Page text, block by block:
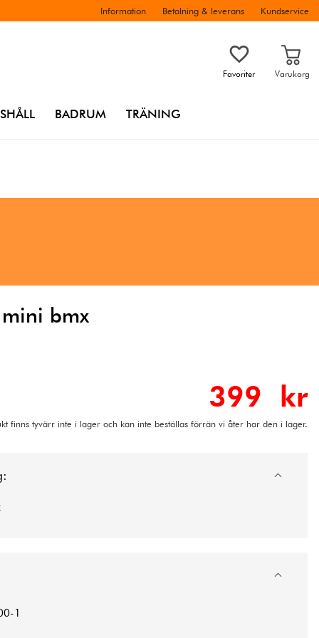
Information Betalning & leverans Kundservice
Favoriter Varukorg
BADRUM TRÄNING
bmx
399 kr
finns tyvärr inte i lager och kan inte beställas förrän vi åter har den i lager.
1